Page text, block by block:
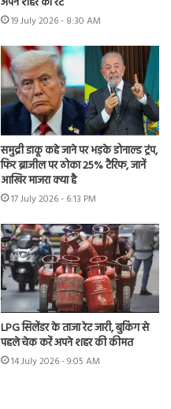
19 July 2026 - 8:30 AM
समुद्री डाकू कहे जाने पर भड़के डोनाल्ड ट्रंप,
फिर ब्राजील पर ठोका 25% टैरिफ, जानें
आखिर माजरा क्या है
17 July 2026 - 6:13 PM
LPG सिलेंडर के ताजा रेट जारी, बुकिंग से
पहले चेक करें अपने शहर की कीमत
14 July 2026 - 9:05 AM